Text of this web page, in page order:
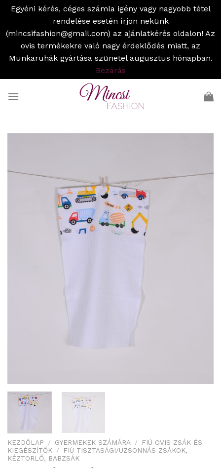
Egyéni kérés, céges számla igény vagy nagyobb tétel
rendelése esetén írjon nekünk
(mincsifashion@gmail.com) az ajánlatkérés oldalon! Az
ovis termékekre való nagy érdeklődés miatt, az
Munkaruhák gyártása szünetel augusztus hónapban.
Bezárás
KEZDŐLAP / GYERMEKEK SZÁMÁRA /
FIÚ OVIS ZSÁK ÉS
KIEGÉSZÍTŐK /
FIÚ TISZTASÁGI/UZSONNÁS ZSÁKOK,
KÉZTÖRLŐ, BABZSÁK